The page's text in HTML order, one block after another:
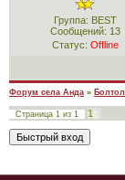
Группа: BEST
Сообщений: 13
Статус: Offline
Форум села Анда »
Страница 1 из 1 1